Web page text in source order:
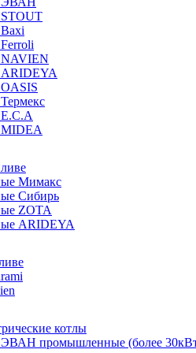
STOUT
NAVIEN
ARIDEYA
MIDEA
Мимакс
Сибирь
ZOTA
ARIDEYA
котлы
ЭВАН промышленные (более